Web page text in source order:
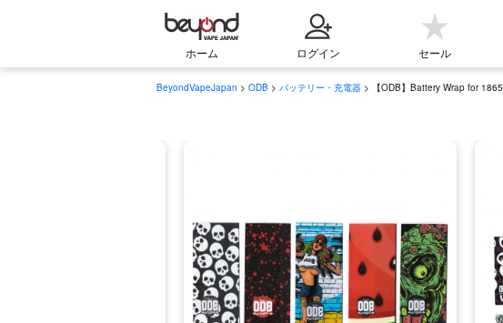
ホーム ログイン セール
BeyondVapeJapan > ODB > バッテリー・充電器 > 【ODB】Battery Wrap for